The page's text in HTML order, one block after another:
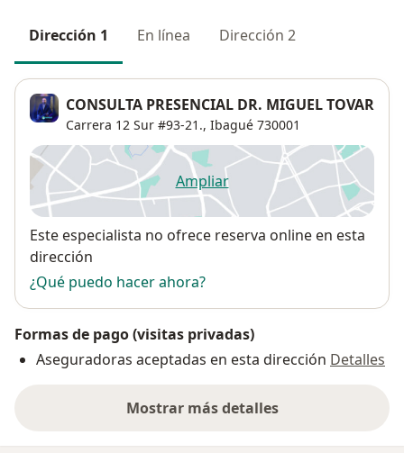
Dirección 1 En línea Dirección 2
CONSULTA PRESENCIAL DR. MIGUEL TOVAR
Carrera 12 Sur #93-21., Ibagué 730001
Ampliarse abre en una nueva
Disponibilidad
Este especialista no ofrece reserva online en esta
dirección
¿Qué puedo hacer ahora?
Formas de pago (visitas privadas)
Aseguradoras aceptadas en esta dirección Detalles
Mostrar más detalles
sobre la dirección